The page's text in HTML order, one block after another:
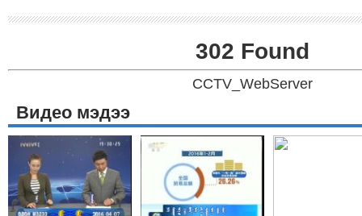
302 Found
CCTV_WebServer
Видео мэдээ